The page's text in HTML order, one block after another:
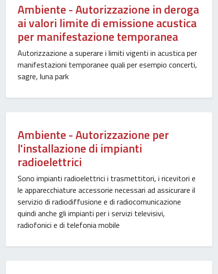
Ambiente - Autorizzazione in deroga
ai valori limite di emissione acustica
per manifestazione temporanea
Autorizzazione a superare i limiti vigenti in acustica per
manifestazioni temporanee quali per esempio concerti,
sagre, luna park
Ambiente - Autorizzazione per
l'installazione di impianti
radioelettrici
Sono impianti radioelettrici i trasmettitori, i ricevitori e
le apparecchiature accessorie necessari ad assicurare il
servizio di radiodiffusione e di radiocomunicazione
quindi anche gli impianti per i servizi televisivi,
radiofonici e di telefonia mobile